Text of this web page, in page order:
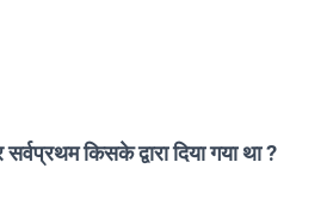
किसके द्वारा दिया गया था ?